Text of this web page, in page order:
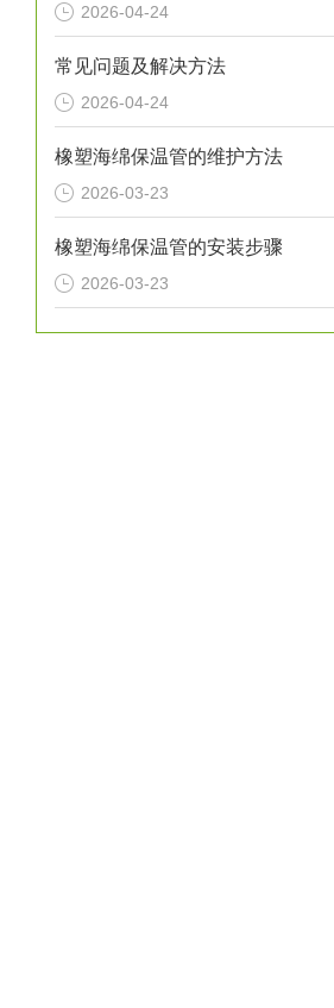
2026-04-24
常见问题及解决方法
2026-04-24
橡塑海绵保温管的维护方法
2026-03-23
橡塑海绵保温管的安装步骤
2026-03-23